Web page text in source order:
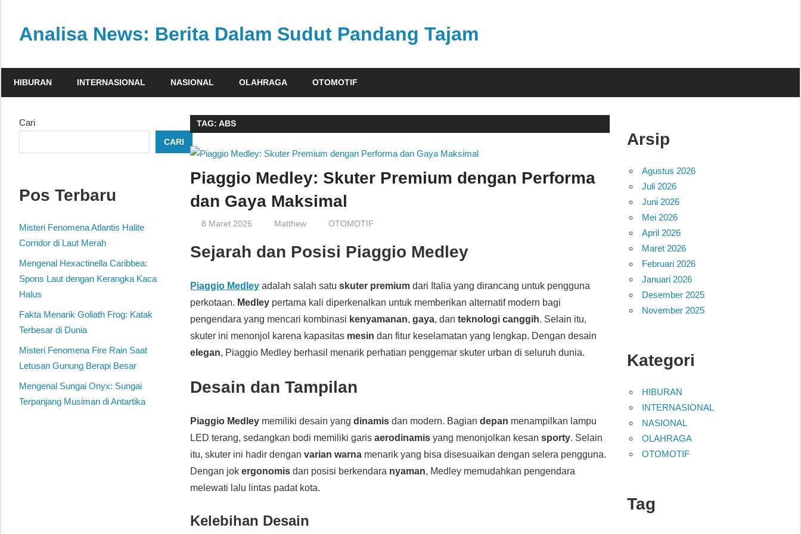
contentAnalisa News: Berita Dalam Sudut Pandang Tajam
dan
dari
politik,
HIBURAN INTERNASIONAL NASIONAL OLAHRAGA OTOMOTIF
TAG:ABS
Piaggio Medley: Skuter Premium dengan Performa
dan Gaya Maksimal
8 Maret 2026 Matthew OTOMOTIF
Sejarah dan Posisi Piaggio Medley
Piaggio Medley adalah salah satuskuter premium dari Italia yang dirancang untuk pengguna
perkotaan. Medley pertama kali diperkenalkan untuk memberikan alternatif modern bagi
pengendara yang mencari kombinasi kenyamanan,gaya, danteknologi canggih. Selain itu,
skuter ini menonjol karena kapasitas mesin dan fitur keselamatan yang lengkap. Dengan desain
elegan, Piaggio Medley berhasil menarik perhatian penggemar skuter urban di seluruh dunia.
Desain dan Tampilan
Piaggio Medley memiliki desain yangdinamis dan modern. Bagiandepan menampilkan lampu
LED terang, sedangkan bodi memiliki garisaerodinamis yang menonjolkan kesansporty. Selain
itu, skuter ini hadir denganvarian warna menarik yang bisa disesuaikan dengan selera pengguna.
Dengan jokergonomis dan posisi berkendara nyaman, Medley memudahkan pengendara
melewati lalu lintas padat kota.
Kelebihan Desain
Cari
CARI
Pos Terbaru
Misteri Fenomena Atlantis Halite
Corridor di Laut Merah
Mengenal Hexactinella Caribbea:
Spons Laut dengan Kerangka Kaca
Halus
Fakta Menarik Goliath Frog: Katak
Terbesar di Dunia
Misteri Fenomena Fire Rain Saat
Letusan Gunung Berapi Besar
Mengenal Sungai Onyx: Sungai
Terpanjang Musiman di Antartika
Arsip
Agustus 2026
Juli 2026
Juni 2026
Mei 2026
April 2026
Maret 2026
Februari 2026
Januari 2026
Desember 2025
November 2025
Kategori
HIBURAN
INTERNASIONAL
NASIONAL
OLAHRAGA
OTOMOTIF
Tag